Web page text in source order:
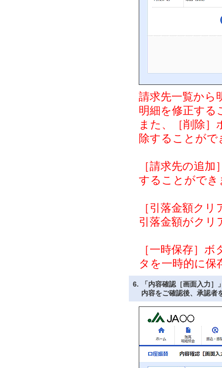
請求先一覧から
明細を修正する
また、［削除
除することがで
［請求先の追
することができ
［引落金額ク
引落金額がクリ
［一時保存］
タを一時的に
6.
「内容確認［画面入力
内容をご確認後、承認者